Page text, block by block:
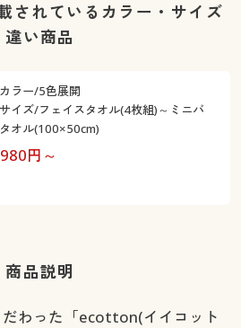
されているカラー・サイズ
違い商品
円～
ラー/5色展開
イズ/フェイスタオル(4枚組)～ミニバ
オル(100×50cm)
商品説明
わった「ecotton(イイコット